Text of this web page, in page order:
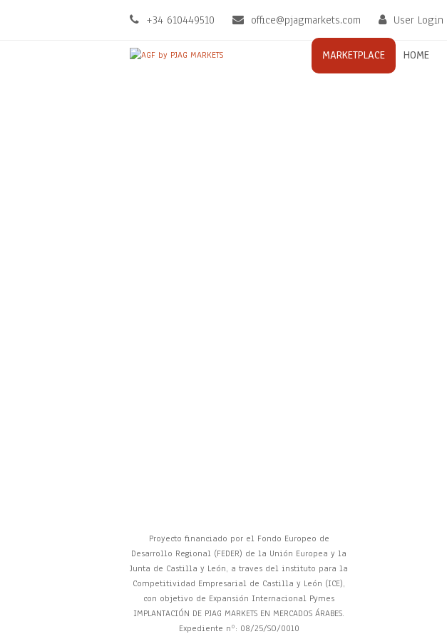
+34 610449510 office@pjagmarkets.com User Login
MARKETPLACE HOME
Proyecto financiado por el Fondo Europeo de
Desarrollo Regional (FEDER) de la Unión Europea y la
Junta de Castilla y León, a traves del instituto para la
Competitividad Empresarial de Castilla y León (ICE),
con objetivo de Expansión Internacional Pymes
IMPLANTACIÓN DE PJAG MARKETS EN MERCADOS ÁRABES.
Expediente nº: 08/25/SO/0010